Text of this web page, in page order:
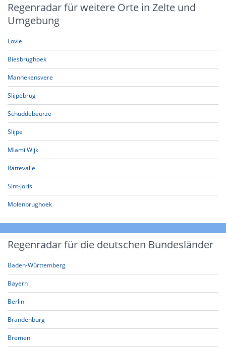
Regenradar für weitere Orte in Zelte und
Umgebung
Lovie
Biesbrughoek
Mannekensvere
Slijpebrug
Schuddebeurze
Slijpe
Miami Wijk
Rattevalle
Sint-Joris
Molenbrughoek
Regenradar für die deutschen Bundesländer
Baden-Württemberg
Bayern
Berlin
Brandenburg
Bremen